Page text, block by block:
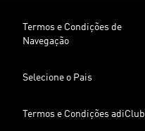
Termos e Condições de
Navegação
Selecione o Pais
Termos e Condições adiClub